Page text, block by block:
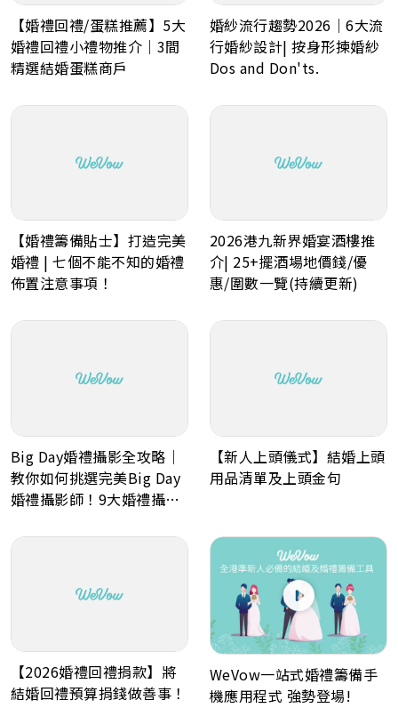
【婚禮回禮/蛋糕推薦】5大
婚禮回禮小禮物推介｜3間
精選結婚蛋糕商戶
婚紗流行趨勢2026｜6大流
行婚紗設計| 按身形揀婚紗
Dos and Don'ts.
【婚禮籌備貼士】打造完美
婚禮 | 七個不能不知的婚禮
佈置注意事項！
2026港九新界婚宴酒樓推
介| 25+擺酒場地價錢/優
惠/圍數一覽(持續更新)
Big Day婚禮攝影全攻略｜
教你如何挑選完美Big Day
婚禮攝影師！9大婚禮攝影
【新人上頭儀式】結婚上頭
用品清單及上頭金句
【2026婚禮回禮捐款】將
結婚回禮預算捐錢做善事！
WeVow一站式婚禮籌備手
機應用程式 強勢登場!